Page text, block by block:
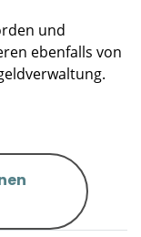
und
ebenfalls von